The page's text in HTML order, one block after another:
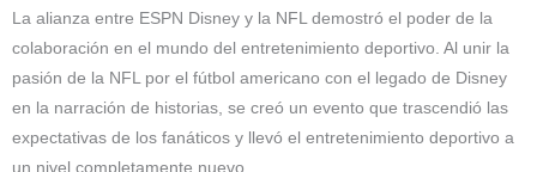
La alianza entre ESPN Disney y la NFL demostró el poder de la
colaboración en el mundo del entretenimiento deportivo. Al unir la
pasión de la NFL por el fútbol americano con el legado de Disney
en la narración de historias, se creó un evento que trascendió las
expectativas de los fanáticos y llevó el entretenimiento deportivo a
un nivel completamente nuevo.